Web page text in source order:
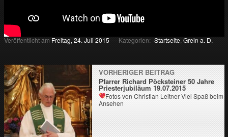
V
s
r
R
e
g
i
o
n
Veröffentlicht am Freitag, 24. Juli 2015 — Kategorien:-Startseite,Grein a. D.
VORHERIGER BEITRAG
Pfarrer Richard Pöcksteiner 50 Jahre
Priesterjubiläum 19.07.2015
Fotos von Christian LeitnerViel Spaß beim
Ansehen